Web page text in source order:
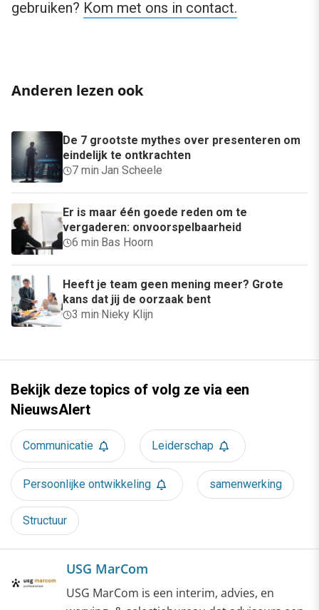
gebruiken? Kom met ons in contact.
Anderen lezen ook
De 7 grootste mythes over presenteren om
eindelijk te ontkrachten
7 min·Jan Scheele
Er is maar één goede reden om te
vergaderen: onvoorspelbaarheid
6 min· Bas Hoorn
Heeft je team geen mening meer? Grote
kans dat jij de oorzaak bent
3 min· Nieky Klijn
Bekijk deze topics of volg ze via een
NieuwsAlert
Communicatie Leiderschap
Persoonlijke ontwikkeling samenwerking
Structuur
USG MarCom
USG MarCom is een interim, advies, en